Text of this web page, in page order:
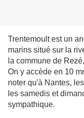
Trentemoult est un
marins situé sur la
la commune de
On y accède en 10
noter qu'à Nantes,
les samedis et
sympathique.